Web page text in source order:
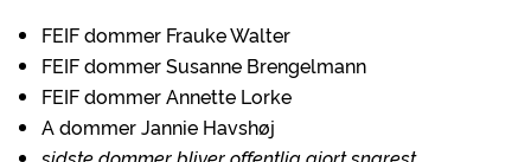
FEIF dommer Frauke Walter
FEIF dommer Susanne Brengelmann
FEIF dommer Annette Lorke
A dommer Jannie Havshøj